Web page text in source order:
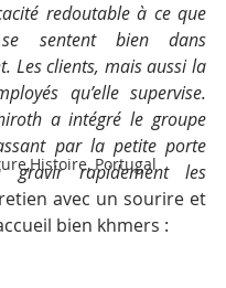
Portugal
redoutable à ce que
sentent bien dans
Les clients, mais aussi la
qu’elle supervise.
a intégré le groupe
par la petite porte
gravir rapidement les
avec un sourire et
bien khmers :